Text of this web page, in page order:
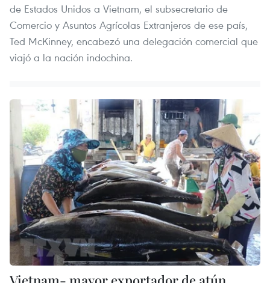
de Estados Unidos a Vietnam, el subsecretario de
Comercio y Asuntos Agrícolas Extranjeros de ese país,
Ted McKinney, encabezó una delegación comercial que
viajó a la nación indochina.